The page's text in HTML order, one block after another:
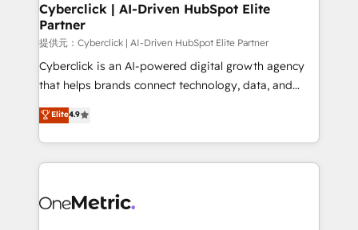
Cyberclick | AI-Driven HubSpot Elite
Partner
提供元：Cyberclick | AI-Driven HubSpot Elite Partner
Cyberclick is an AI-powered digital growth agency
that helps brands connect technology, data, and
creativity to achieve measurable results. Founded in
Barcelona and operating across Spain, LATAM, and
the UK, we support global companies in building
smarter marketing, sales, and customer success
Iberia (Spain & Portugal), we combine human insight
Elite4.9